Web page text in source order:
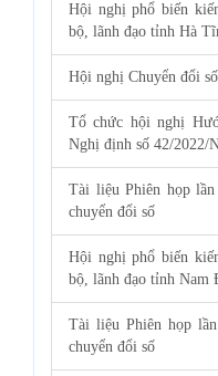
Hội nghị phổ biến
bộ, lãnh đạo tỉnh Hà
Hội nghị Chuyển đổi
Tổ chức hội nghị
Nghị định số 42/2022/
Tài liệu Phiên họp
chuyển đổi số
Hội nghị phổ biến
bộ, lãnh đạo tỉnh Nam
Tài liệu Phiên họp
chuyển đổi số